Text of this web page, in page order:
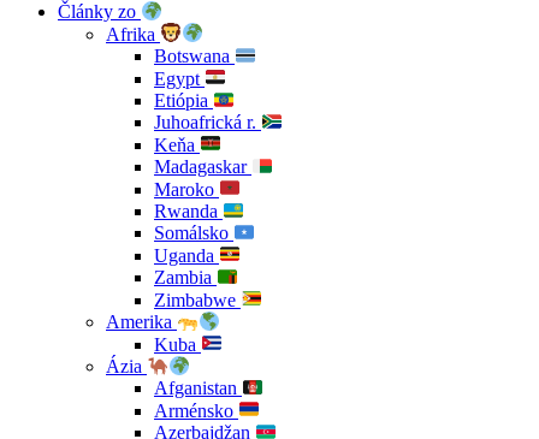
Články zo
Afrika
Botswana
Egypt
Etiópia
Juhoafrická r.
Keňa
Madagaskar
Maroko
Rwanda
Somálsko
Uganda
Zambia
Zimbabwe
Amerika
Kuba
Ázia
Afganistan
Arménsko
Azerbajdžan